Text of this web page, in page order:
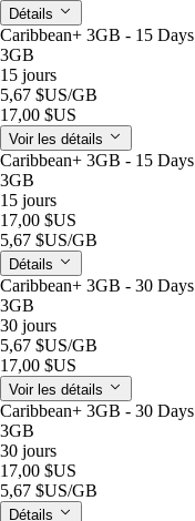
Détails
Caribbean+ 3GB - 15 Days
3GB
15 jours
5,67 $US/GB
17,00 $US
Voir les détails
Caribbean+ 3GB - 15 Days
3GB
15 jours
17,00 $US
5,67 $US/GB
Détails
Caribbean+ 3GB - 30 Days
3GB
30 jours
5,67 $US/GB
17,00 $US
Voir les détails
Caribbean+ 3GB - 30 Days
3GB
30 jours
17,00 $US
5,67 $US/GB
Détails